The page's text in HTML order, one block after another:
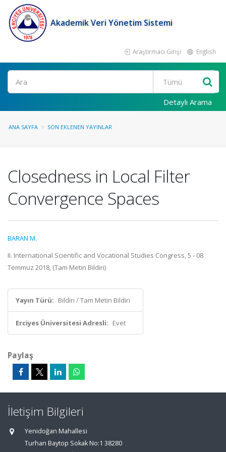
Akademik Veri Yönetim Sistemi
Araştırmacı Girişi English
Ara
Detaylı Arama
ANA SAYFA SON EKLENEN YAYINLAR
Closedness in Local Filter
Convergence Spaces
BARAN M.
II. International Scientific and Vocational Studies Congress, 5 - 08
Temmuz 2018, (Tam Metin Bildiri)
Yayın Türü: Bildiri / Tam Metin Bildiri
Erciyes Üniversitesi Adresli: Evet
Paylaş
İletişim Bilgileri
Yenidoğan Mahallesi
Turhan Baytop Sokak No:1 38280